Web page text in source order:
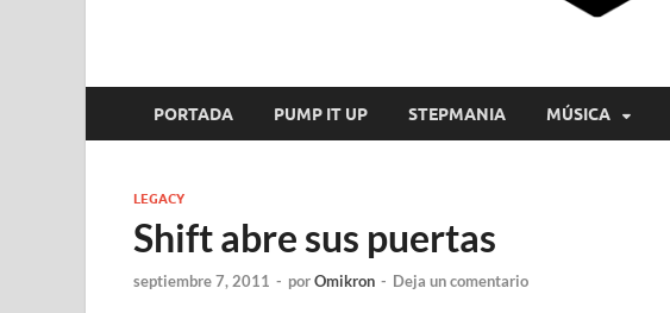
FIRE GAME
PORTADA PUMP IT UP STEPMANIA MÚSICA
LEGACY
Shift abre sus puertas
septiembre 7, 2011 - porOmikron - Deja un comentario